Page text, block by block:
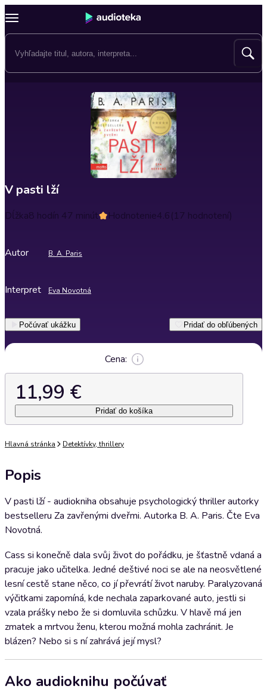
V pasti lží
Dĺžka8 hodín 47 minút Hodnotenie4.6(17 hodnotení)
Autor B. A. Paris
Interpret Eva Novotná
Počúvať ukážku Pridať do obľúbených
Cena:
11,99 €
Pridať do košíka
Hlavná stránka Detektívky, thrillery
Popis
V pasti lží - audiokniha obsahuje psychologický thriller autorky
bestselleru Za zavřenými dveřmi. Autorka B. A. Paris. Čte Eva
Novotná.
Cass si konečně dala svůj život do pořádku, je šťastně vdaná a
pracuje jako učitelka. Jedné deštivé noci se ale na neosvětlené
lesní cestě stane něco, co jí převrátí život naruby. Paralyzovaná
výčitkami zapomíná, kde nechala zaparkované auto, jestli si
vzala prášky nebo že si domluvila schůzku. V hlavě má jen
zmatek a mrtvou ženu, kterou možná mohla zachránit. Je
blázen? Nebo si s ní zahrává její mysl?
Ako audioknihu počúvať